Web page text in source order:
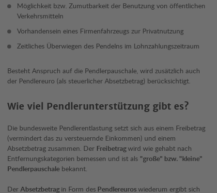
Möglichkeit bzw. Zumutbarkeit der Benutzung von öffentlichen
Verkehrsmitteln
Vorhandensein eines Firmenfahrzeugs zur Privatnutzung
Zeitliches Überwiegen des Pendelns im Lohnzahlungszeitraum
Besteht Anspruch auf die Pendlerpauschale, wird zusätzlich auch
der Pendlereuro (als steuerlicher Absetzbetrag) berücksichtigt.
Wie viel Pendlerunterstützung gibt es?
Die bundesweite Pendlerentlastung setzt sich aus einem Freibetrag
(vermindert das zu versteuernde Einkommen) und einem
Absetzbetrag zusammen. Der Freibetragwird wie gehabt nach
Entfernungskategorien bemessen und ist als "große" bzw. "kleine"
Pendlerpauschale bekannt.
Der Absetzbetrag in Form des Pendlereuroswiederum ergibt sich